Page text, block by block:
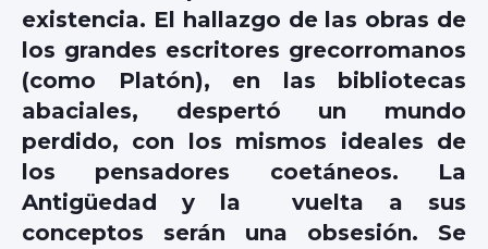
existencia. El hallazgo de las obras de
los grandes escritores grecorromanos
(como Platón), en las bibliotecas
abaciales, despertó un mundo
perdido, con los mismos ideales de
los pensadores coetáneos. La
Antigüedad y la vuelta a sus
conceptos serán una obsesión. Se